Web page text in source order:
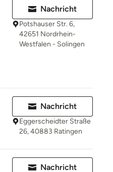
Nachricht
Potshauser Str. 6,
42651 Nordrhein-
Westfalen - Solingen
Nachricht
Eggerscheidter Straße
26, 40883 Ratingen
Nachricht